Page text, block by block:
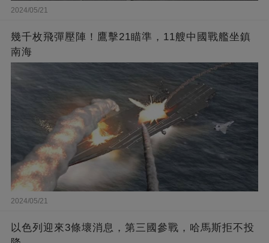
2024/05/21
幾千枚飛彈壓陣！鷹擊21瞄準，11艘中國戰艦坐鎮
南海
2024/05/21
以色列迎來3條壞消息，第三國參戰，哈馬斯拒不投